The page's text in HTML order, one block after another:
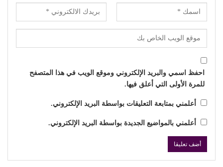
احفظ اسمي والبريد الإلكتروني وموقع الويب في هذا المتصفح
للمرة الأولى التي أعلق فيها.
أعلمني بمتابعة التعليقات بواسطة البريد الإلكتروني.
أعلمني بالمواضيع الجديدة بواسطة البريد الإلكتروني.